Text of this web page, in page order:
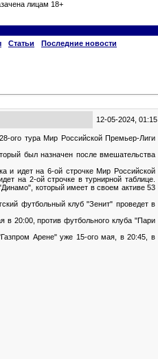
лицам 18+
Статьи Последние новости
12-05-2024, 01:15
ого тура Мир Российской Премьер-Лиги
был назначен после вмешательства
и идет на 6-ой строчке Мир Российской
на 2-ой строчке в турнирной таблице.
который имеет в своем активе 53
футбольный клуб "Зенит" проведет в
20:00, против футбольного клуба "Пари
Арене" уже 15-ого мая, в 20:45, в